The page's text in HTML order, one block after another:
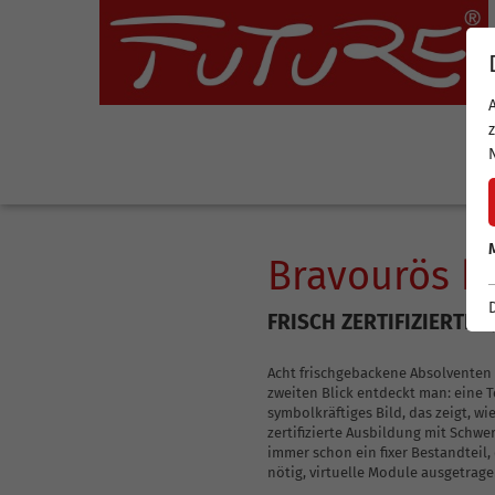
Leadership-Akademie
Coaching-Skills für Führungskräfte
Coaching-
FUTURE-Coaching-
FUTURE-Core-
FUTURE-Core-
Interner Coach
Leadership
Coaching-Akademie
FUTURE-Coaching-Ausbildung
FUTURE-Core-Coaching Ausbildung
FUTURE-Core-Coaching Ausbildung Advanced
Ausbildung zum Internen Coach für
Unternehmenskultur und Leadership
Bravourös
FRISCH ZERTIFIZIERTE
Acht frischgebackene
zweiten Blick entdeckt man: eine
symbolkräftiges Bild, das zeigt,
zertifizierte Ausbildung mit
immer schon ein fixer
nötig, virtuelle Module